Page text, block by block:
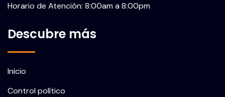
Horario de Atención: 8:00am a 8:00pm
Descubre más
Inicio
Control político